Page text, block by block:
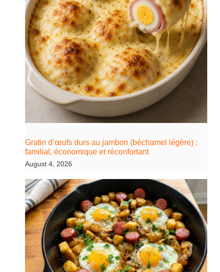
Gratin d’œufs durs au jambon (béchamel légère) :
familial, économique et réconfortant
August 4, 2026